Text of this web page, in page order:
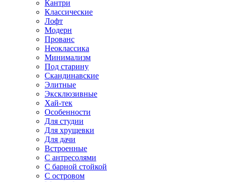
Кантри
Классические
Лофт
Модерн
Прованс
Неоклассика
Минимализм
Под старину
Скандинавские
Элитные
Эксклюзивные
Хай-тек
Особенности
Для студии
Для хрущевки
Для дачи
Встроенные
С антресолями
С барной стойкой
С островом